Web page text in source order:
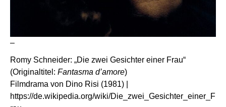
–
Romy Schneider: „Die zwei Gesichter einer Frau“
(Originaltitel: Fantasma d’amore)
Filmdrama von Dino Risi (1981) |
https://de.wikipedia.org/wiki/Die_zwei_Gesichter_einer_F